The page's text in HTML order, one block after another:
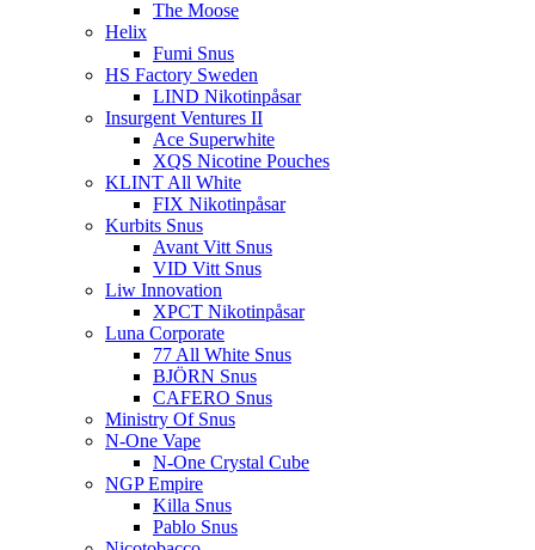
The Moose
Helix
Fumi Snus
HS Factory Sweden
LIND Nikotinpåsar
Insurgent Ventures II
Ace Superwhite
XQS Nicotine Pouches
KLINT All White
FIX Nikotinpåsar
Kurbits Snus
Avant Vitt Snus
VID Vitt Snus
Liw Innovation
XPCT Nikotinpåsar
Luna Corporate
77 All White Snus
BJÖRN Snus
CAFERO Snus
Ministry Of Snus
N-One Vape
N-One Crystal Cube
NGP Empire
Killa Snus
Pablo Snus